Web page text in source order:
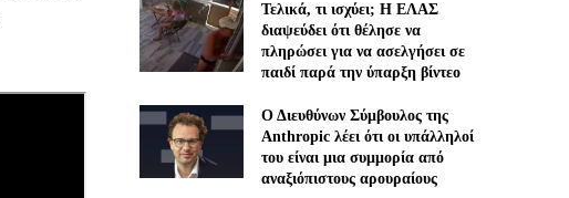
Τελικά, τι ισχύει; Η ΕΛΑΣ
διαψεύδει ότι θέλησε να
πληρώσει για να ασελγήσει σε
παιδί παρά την ύπαρξη βίντεο
Ο Διευθύνων Σύμβουλος της
Anthropic λέει ότι οι υπάλληλοί
του είναι μια συμμορία από
αναξιόπιστους αρουραίους